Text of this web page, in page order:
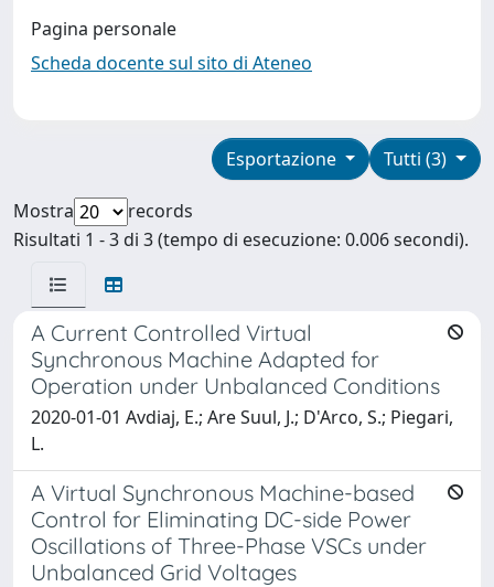
Pagina personale
Scheda docente sul sito di Ateneo
Tutti (3)
Esportazione
Mostra
records
Risultati 1 - 3 di 3 (tempo di esecuzione: 0.006 secondi).
A Current Controlled Virtual
Synchronous Machine Adapted for
Operation under Unbalanced Conditions
2020-01-01 Avdiaj, E.; Are Suul, J.; D'Arco, S.; Piegari,
L.
A Virtual Synchronous Machine-based
Control for Eliminating DC-side Power
Oscillations of Three-Phase VSCs under
Unbalanced Grid Voltages